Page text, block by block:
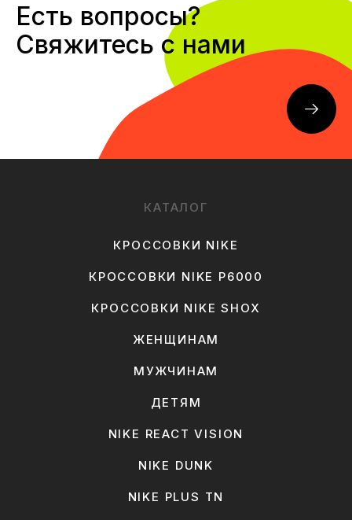
Есть вопросы?
Свяжитесь с нами
КАТАЛОГ
КРОССОВКИ NIKE
КРОССОВКИ NIKE P6000
КРОССОВКИ NIKE SHOX
ЖЕНЩИНАМ
МУЖЧИНАМ
ДЕТЯМ
NIKE REACT VISION
NIKE DUNK
NIKE PLUS TN